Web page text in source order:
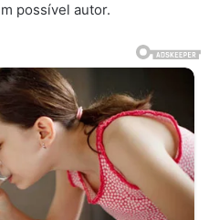
possível autor.